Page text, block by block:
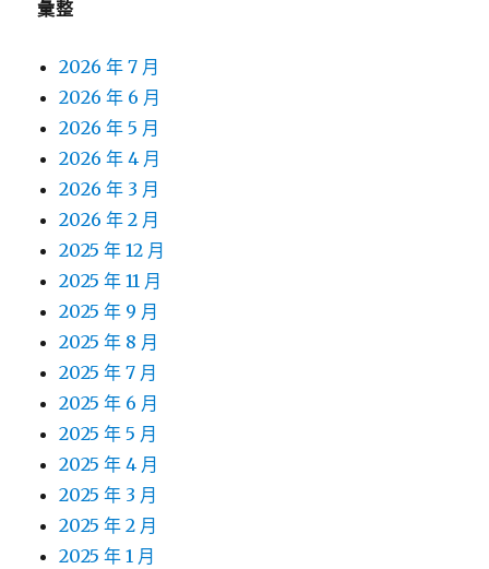
彙整
2026 年 7 月
2026 年 6 月
2026 年 5 月
2026 年 4 月
2026 年 3 月
2026 年 2 月
2025 年 12 月
2025 年 11 月
2025 年 9 月
2025 年 8 月
2025 年 7 月
2025 年 6 月
2025 年 5 月
2025 年 4 月
2025 年 3 月
2025 年 2 月
2025 年 1 月